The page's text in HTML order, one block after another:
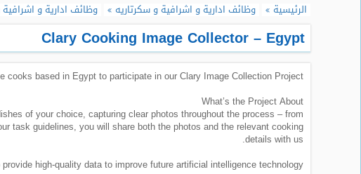
سيرتك
الوظائف
الرئيسية وظائف ادارية و اشرافية و سكرتاريه وظائف ادارية و
Clary Cooking Image Collector – Egypt
cooks based in Egypt to participate in our Clary Image Collection Project.
What’s the Project About
of your choice, capturing clear photos throughout the process – from
task guidelines, you will share both the photos and the relevant cooking
details with us.
high-quality data to improve future artificial intelligence technology!